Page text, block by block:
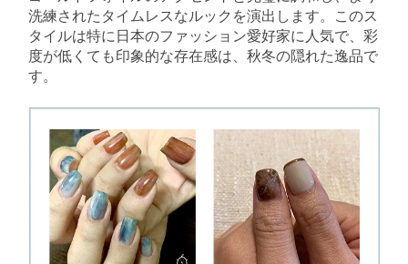
洗練されたタイムレスなルックを演出します。このス
タイルは特に日本のファッション愛好家に人気で、彩
度が低くても印象的な存在感は、秋冬の隠れた逸品で
す。